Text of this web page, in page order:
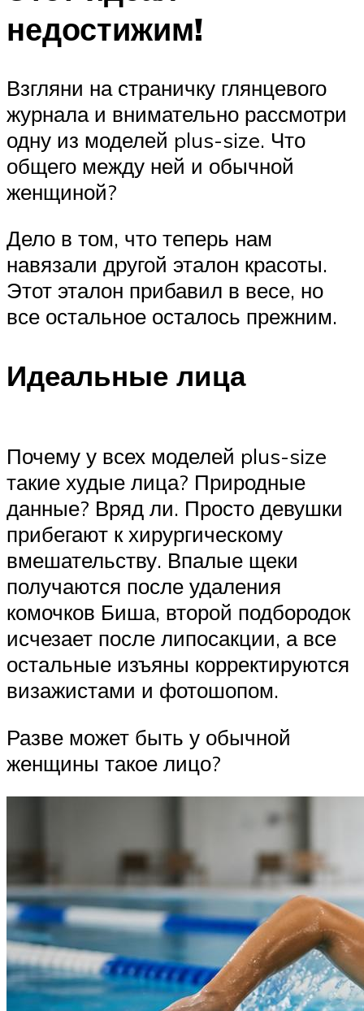
недостижим!
Взгляни на страничку глянцевого
журнала и внимательно рассмотри
одну из моделей plus-size. Что
общего между ней и обычной
женщиной?
Дело в том, что теперь нам
навязали другой эталон красоты.
Этот эталон прибавил в весе, но
все остальное осталось прежним.
Идеальные лица
Почему у всех моделей plus-size
такие худые лица? Природные
данные? Вряд ли. Просто девушки
прибегают к хирургическому
вмешательству. Впалые щеки
получаются после удаления
комочков Биша, второй подбородок
исчезает после липосакции, а все
остальные изъяны корректируются
визажистами и фотошопом.
Разве может быть у обычной
женщины такое лицо?